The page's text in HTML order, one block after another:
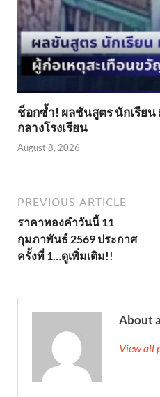
ช็อกซ้ำ! ผลชันสูตร นักเรียน
กลางโรงเรียน
August 8, 2026
PREVIOUS ARTICLE
ราคาทองคำวันนี้ 11
กุมภาพันธ์ 2569 ประกาศ
ครั้งที่ 1…ดูเพิ่มเติม!!
About
View all